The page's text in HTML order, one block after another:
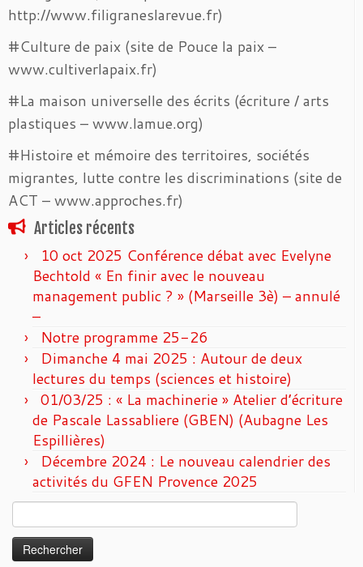
http://www.filigraneslarevue.fr)
#Culture de paix (site de Pouce la paix –
www.cultiverlapaix.fr)
#La maison universelle des écrits (écriture / arts
plastiques – www.lamue.org)
#Histoire et mémoire des territoires, sociétés
migrantes, lutte contre les discriminations (site de
ACT – www.approches.fr)
Articles récents
10 oct 2025 Conférence débat avec Evelyne
Bechtold « En finir avec le nouveau
management public ? » (Marseille 3è) – annulé
–
Notre programme 25-26
Dimanche 4 mai 2025 : Autour de deux
lectures du temps (sciences et histoire)
01/03/25 : « La machinerie » Atelier d’écriture
de Pascale Lassabliere (GBEN) (Aubagne Les
Espillières)
Décembre 2024 : Le nouveau calendrier des
activités du GFEN Provence 2025
Rechercher :